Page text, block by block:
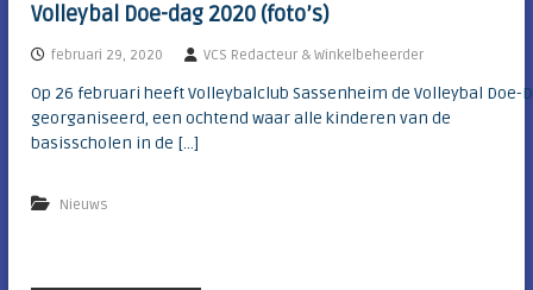
Volleybal Doe-dag 2020 (foto’s)
februari 29, 2020 VCS Redacteur & Winkelbeheerder
Op 26 februari heeft Volleybalclub Sassenheim de Volleybal Doe-
georganiseerd, een ochtend waar alle kinderen van de
basisscholen in de […]
Nieuws